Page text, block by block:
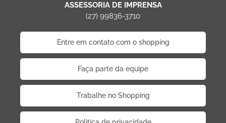
ASSESSORIA DE IMPRENSA
(27) 99836-3710
Entre em contato com o shopping
Faça parte da equipe
Trabalhe no Shopping